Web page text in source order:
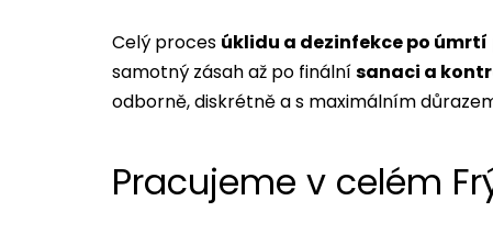
Celý proces úklidu a dezinfekce po úmrtí
samotný zásah až po finálnísanaci a
odborně, diskrétně a s maximálním
Pracujeme v celém